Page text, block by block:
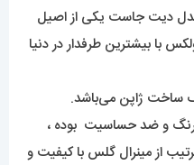
دیت جاست یکی از اصیل
با بیشترین طرفدار در دنیا
ساخت ژاپن می‌باشد.
و ضد حساسیت بوده ،
از مینرال گلس با کیفیت و